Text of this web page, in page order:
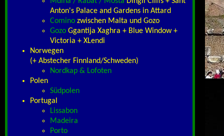
Anton's Palace and Gardens in Attard
Comino zwischen Malta und Gozo
Gozo Ggantija Xaghra + Blue Window +
Victoria + XLendi
Norwegen
(+ Abstecher Finnland/Schweden)
Nordkap & Lofoten
Polen
Südpolen
Portugal
Lissabon
Madeira
Porto